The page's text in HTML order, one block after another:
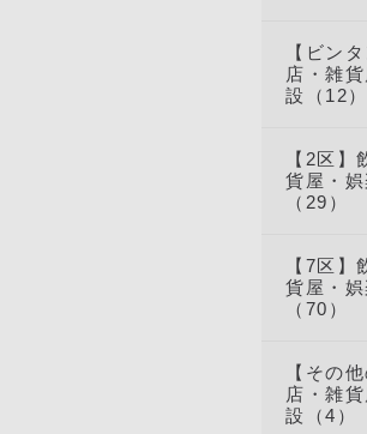
【ビン
店・雑
設（12）
【2区】
貨屋・
（29）
【7区】
貨屋・
（70）
【その
店・雑
設（4）